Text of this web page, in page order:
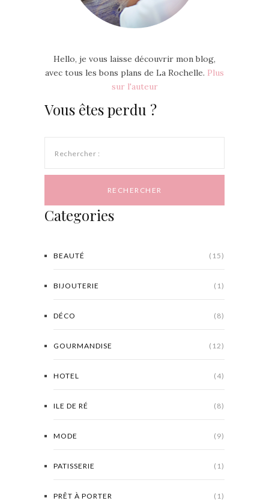
Hello, je vous laisse découvrir mon blog,
avec tous les bons plans de La Rochelle. Plus
sur l'auteur
Vous êtes perdu ?
Rechercher :
Categories
BEAUTÉ (15)
BIJOUTERIE (1)
DÉCO (8)
GOURMANDISE (12)
HOTEL (4)
ILE DE RÉ (8)
MODE (9)
PATISSERIE (1)
PRÊT À PORTER (1)